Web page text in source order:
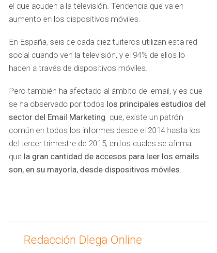
el que acuden a la televisión. Tendencia que va en
aumento en los dispositivos móviles.
En España, seis de cada diez tuiteros utilizan esta red
social cuando ven la televisión, y el 94% de ellos lo
hacen a través de dispositivos móviles.
Pero también ha afectado al ámbito del email, y es que
se ha observado por todos los principales estudios del
sector del Email Marketing que, existe un patrón
común en todos los informes desde el 2014 hasta los
del tercer trimestre de 2015, en los cuales se afirma
que la gran cantidad de accesos para leer los emails
son, en su mayoría, desde dispositivos móviles
Redacción Dlega Online